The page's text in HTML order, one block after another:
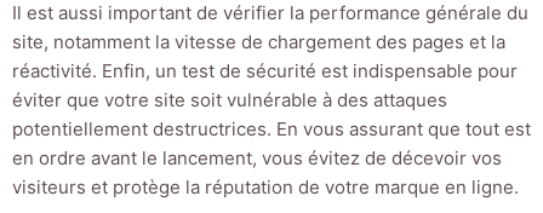
Il est aussi important de vérifier la performance générale du
site, notamment la vitesse de chargement des pages et la
réactivité. Enfin, un test de sécurité est indispensable pour
éviter que votre site soit vulnérable à des attaques
potentiellement destructrices. En vous assurant que tout est
en ordre avant le lancement, vous évitez de décevoir vos
visiteurs et protège la réputation de votre marque en ligne.